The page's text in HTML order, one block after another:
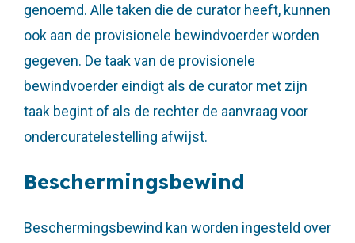
genoemd. Alle taken die de curator heeft, kunnen
ook aan de provisionele bewindvoerder worden
gegeven. De taak van de provisionele
bewindvoerder eindigt als de curator met zijn
taak begint of als de rechter de aanvraag voor
ondercuratelestelling afwijst.
Beschermingsbewind
Beschermingsbewind kan worden ingesteld over